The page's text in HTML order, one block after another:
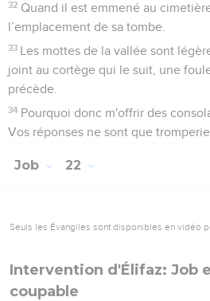
32 Quand il est emmené au
l’emplacement de sa tombe.
33 Les mottes de la vallée sont
joint au cortège qui le suit, une
précède.
34 Pourquoi donc m'offrir des
Vos réponses ne sont que
Job 22
Seuls les Évangiles sont disponibles en vidéo
Intervention d'Élifaz: Job
coupable